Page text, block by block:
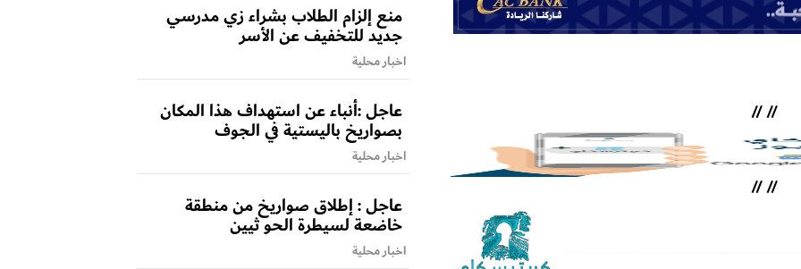
//
//
//
//
منع إلزام الطلاب بشراء زي مدرسي
جديد للتخفيف عن الأسر
اخبار محلية
عاجل :أنباء عن استهداف هذا المكان
بصواريخ باليستية في الجوف
اخبار محلية
عاجل : إطلاق صواريخ من منطقة
خاضعة لسيطرة الحو ثيين
اخبار محلية